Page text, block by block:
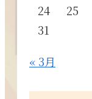
24
25
31
« 3月